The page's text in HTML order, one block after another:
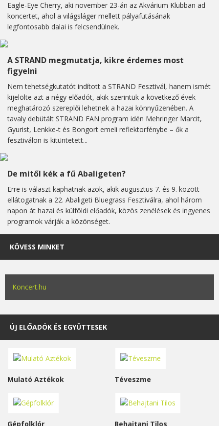
Eagle-Eye Cherry, aki november 23-án az Akvárium Klubban ad
koncertet, ahol a világsláger mellett pályafutásának
legfontosabb dalai is felcsendülnek.
A STRAND megmutatja, kikre érdemes most
figyelni
Nem tehetségkutatót indított a STRAND Fesztivál, hanem ismét
kijelölte azt a négy előadót, akik szerintük a következő évek
meghatározó szereplői lehetnek a hazai könnyűzenében. A
tavaly debütált STRAND FAN program idén Mehringer Marcit,
Gyurist, Lenkke-t és Bongort emeli reflektorfénybe – ők a
fesztiválon is kitüntetett...
De mitől kék a fű Abaligeten?
Erre is választ kaphatnak azok, akik augusztus 7. és 9. között
ellátogatnak a 22. Abaligeti Bluegrass Fesztiválra, ahol három
napon át hazai és külföldi előadók, közös zenélések és ingyenes
programok várják a közönséget.
KÖVESS MINKET
Koncert.hu
ÚJ ELŐADÓK ÉS EGYÜTTESEK
Mulató Aztékok Téveszme
Gépfolklór Behajtani Tilos